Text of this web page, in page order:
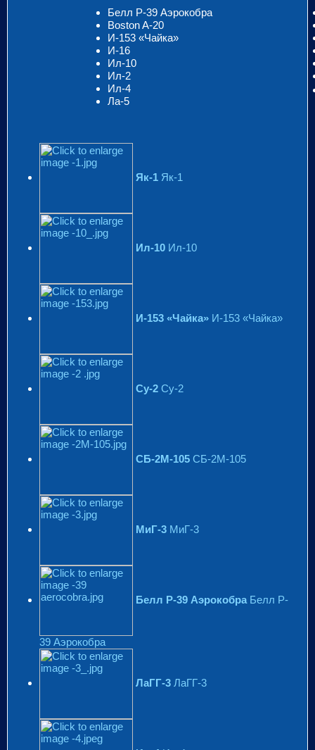
Белл P-39 Аэрокобра
Вoston A-20
И-153 «Чайка»
И-16
Ил-10
Ил-2
Ил-4
Ла-5
Як-1 Як-1
Ил-10 Ил-10
И-153 «Чайка» И-153 «Чайка»
Су-2 Су-2
СБ-2M-105 СБ-2M-105
МиГ-3 МиГ-3
Белл P-39 Аэрокобра Белл P-
39 Аэрокобра
ЛаГГ-3 ЛаГГ-3